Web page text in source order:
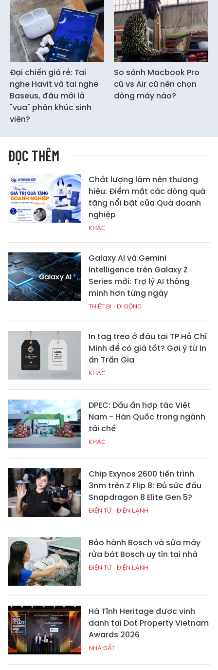
Đại chiến giá rẻ: Tai
nghe Havit và tai nghe
Baseus, đâu mới là
"vua" phân khúc sinh
viên?
So sánh Macbook Pro
cũ vs Air cũ nên chọn
dòng máy nào?
ĐỌC THÊM
Chất lượng làm nên thương
hiệu: Điểm mặt các dòng quà
tặng nổi bật của Quà doanh
nghiệp
KHÁC
Galaxy AI và Gemini
Intelligence trên Galaxy Z
Series mới: Trợ lý AI thông
minh hơn từng ngày
THIẾT BỊ - DI ĐỘNG
In tag treo ở đâu tại TP Hồ Chí
Minh để có giá tốt? Gợi ý từ In
ấn Trần Gia
KHÁC
DPEC: Dấu ấn hợp tác Việt
Nam - Hàn Quốc trong ngành
tái chế
KHÁC
Chip Exynos 2600 tiến trình
3nm trên Z Flip 8: Đủ sức đấu
Snapdragon 8 Elite Gen 5?
ĐIỆN TỬ - ĐIỆN LẠNH
Bảo hành Bosch và sửa máy
rửa bát Bosch uy tín tại nhà
ĐIỆN TỬ - ĐIỆN LẠNH
Hà Tĩnh Heritage được vinh
danh tại Dot Property Vietnam
Awards 2026
NHÀ ĐẤT